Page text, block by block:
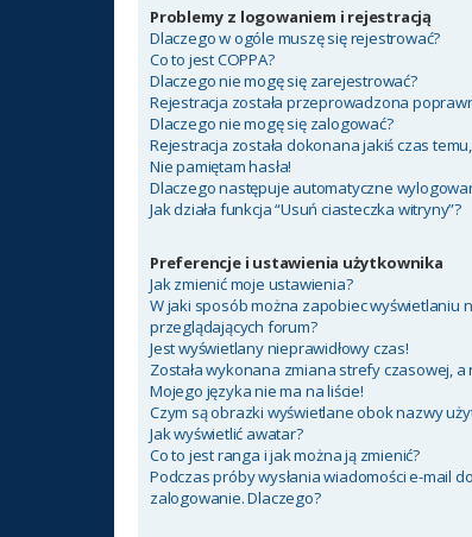
Problemy z logowaniem i rejestracją
Dlaczego w ogóle muszę się rejestrować?
Co to jest COPPA?
Dlaczego nie mogę się zarejestrować?
Rejestracja została przeprowadzona
Dlaczego nie mogę się zalogować?
Rejestracja została dokonana jakiś czas
Nie pamiętam hasła!
Dlaczego następuje automatyczne
Jak działa funkcja “Usuń ciasteczka witryny”?
Preferencje i ustawienia użytkownika
Jak zmienić moje ustawienia?
W jaki sposób można zapobiec wyświetlaniu
przeglądających forum?
Jest wyświetlany nieprawidłowy czas!
Została wykonana zmiana strefy czasowej,
Mojego języka nie ma na liście!
Czym są obrazki wyświetlane obok nazwy
Jak wyświetlić awatar?
Co to jest ranga i jak można ją zmienić?
Podczas próby wysłania wiadomości e-mail
zalogowanie. Dlaczego?